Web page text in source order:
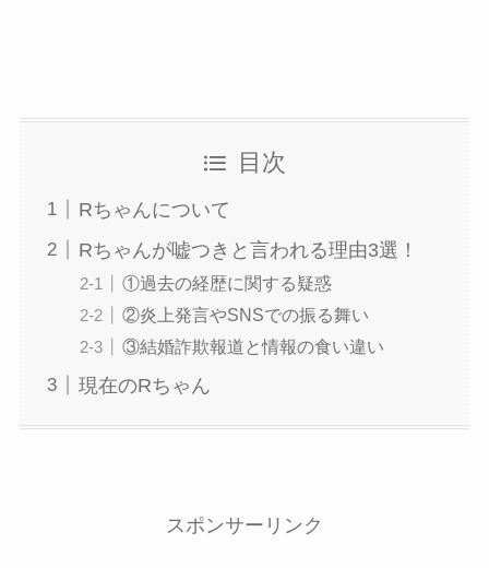
目次
Rちゃんについて
Rちゃんが嘘つきと言われる理由3選！
①過去の経歴に関する疑惑
②炎上発言やSNSでの振る舞い
③結婚詐欺報道と情報の食い違い
現在のRちゃん
スポンサーリンク